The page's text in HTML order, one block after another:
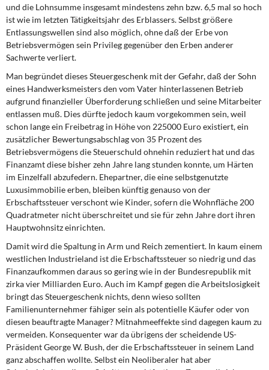
und die Lohnsumme insgesamt mindestens zehn bzw. 6,5 mal so hoch
ist wie im letzten Tätigkeitsjahr des Erblassers. Selbst größere
Entlassungswellen sind also möglich, ohne daß der Erbe von
Betriebsvermögen sein Privileg gegenüber den Erben anderer
Sachwerte verliert.
Man begründet dieses Steuergeschenk mit der Gefahr, daß der Sohn
eines Handwerksmeisters den vom Vater hinterlassenen Betrieb
aufgrund finanzieller Überforderung schließen und seine Mitarbeiter
entlassen muß. Dies dürfte jedoch kaum vorgekommen sein, weil
schon lange ein Freibetrag in Höhe von 225000 Euro existiert, ein
zusätzlicher Bewertungsabschlag von 35 Prozent des
Betriebsvermögens die Steuerschuld ohnehin reduziert hat und das
Finanzamt diese bisher zehn Jahre lang stunden konnte, um Härten
im Einzelfall abzufedern. Ehepartner, die eine selbstgenutzte
Luxusimmobilie erben, bleiben künftig genauso von der
Erbschaftssteuer verschont wie Kinder, sofern die Wohnfläche 200
Quadratmeter nicht überschreitet und sie für zehn Jahre dort ihren
Hauptwohnsitz einrichten.
Damit wird die Spaltung in Arm und Reich zementiert. In kaum einem
westlichen Industrieland ist die Erbschaftssteuer so niedrig und das
Finanzaufkommen daraus so gering wie in der Bundesrepublik mit
zirka vier Milliarden Euro. Auch im Kampf gegen die Arbeitslosigkeit
bringt das Steuergeschenk nichts, denn wieso sollten
Familienunternehmer fähiger sein als potentielle Käufer oder von
diesen beauftragte Manager? Mitnahmeeffekte sind dagegen kaum zu
vermeiden. Konsequenter war da übrigens der scheidende US-
Präsident ­George W. Bush, der die Erbschaftssteuer in seinem Land
ganz abschaffen wollte. Selbst ein Neoliberaler hat aber